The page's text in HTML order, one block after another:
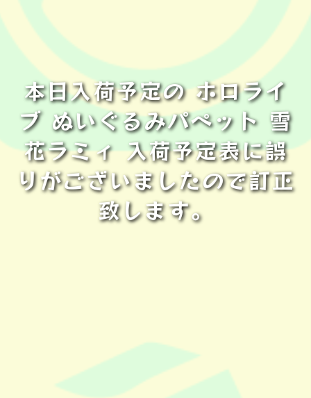
本日入荷予定の ホロライ
ブ ぬいぐるみパペット 雪
花ラミィ 入荷予定表に誤
りがございましたので訂正
致します。